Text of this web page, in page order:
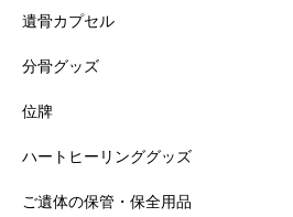
遺骨カプセル
分骨グッズ
位牌
ハートヒーリンググッズ
ご遺体の保管・保全用品